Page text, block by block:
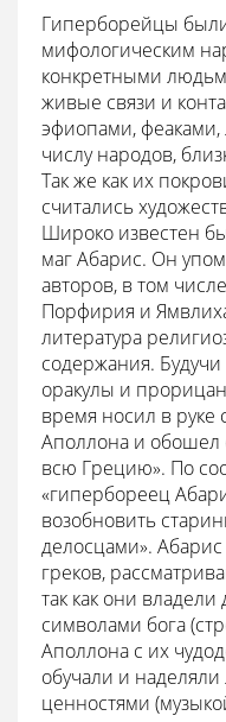
Гиперборейцы
мифологическим
конкретными
живые связи и
эфиопами, феаками,
числу народов,
Так же как их
считались
Широко известен
маг Абарис. Он
авторов, в том
Порфирия и
литература
содержания.
оракулы и
время носил в руке
Аполлона и
всю Грецию». По
«гипербореец
возобновить
делосцами».
греков,
так как они
символами бога
Аполлона с их
обучали и
ценностями